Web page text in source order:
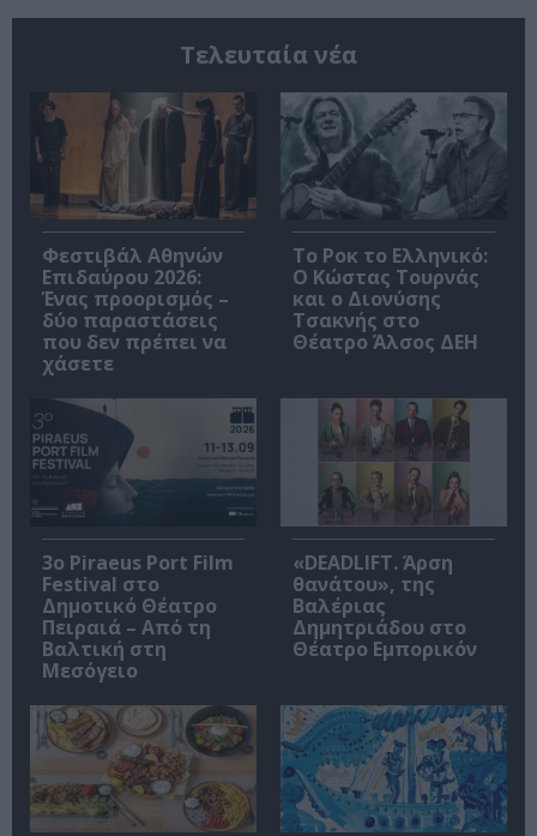
Τελευταία νέα
Φεστιβάλ Αθηνών
Επιδαύρου 2026:
Ένας προορισμός –
δύο παραστάσεις
που δεν πρέπει να
χάσετε
Το Ροκ το Ελληνικό:
Ο Κώστας Τουρνάς
και ο Διονύσης
Τσακνής στο
Θέατρο Άλσος ΔΕΗ
3o Piraeus Port Film
Festival στο
Δημοτικό Θέατρο
Πειραιά – Από τη
Βαλτική στη
Μεσόγειο
«DEADLIFT. Άρση
θανάτου», της
Βαλέριας
Δημητριάδου στο
Θέατρο Εμπορικόν